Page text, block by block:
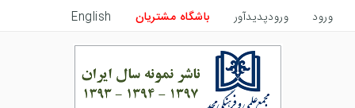
ورود ورودپدیدآور باشگاه مشتریان English